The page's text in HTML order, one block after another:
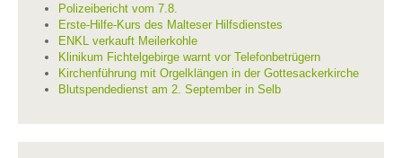
Polizeibericht vom 7.8.
Erste-Hilfe-Kurs des Malteser Hilfsdienstes
ENKL verkauft Meilerkohle
Klinikum Fichtelgebirge warnt vor Telefonbetrügern
Kirchenführung mit Orgelklängen in der Gottesackerkirche
Blutspendedienst am 2. September in Selb